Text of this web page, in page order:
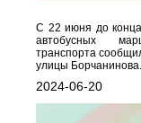
С 22 июня до
автобусных
транспорта
улицы Борчанинова.
2024-06-20